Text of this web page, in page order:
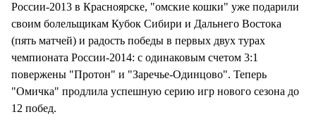
России-2013 в Красноярске, "омские кошки" уже подарили
своим болельщикам Кубок Сибири и Дальнего Востока
(пять матчей) и радость победы в первых двух турах
чемпионата России-2014: с одинаковым счетом 3:1
повержены "Протон" и "Заречье-Одинцово". Теперь
"Омичка" продлила успешную серию игр нового сезона до
12 побед.